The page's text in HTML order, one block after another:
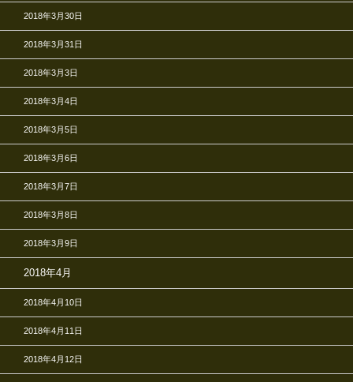
2018年3月30日
2018年3月31日
2018年3月3日
2018年3月4日
2018年3月5日
2018年3月6日
2018年3月7日
2018年3月8日
2018年3月9日
2018年4月
2018年4月10日
2018年4月11日
2018年4月12日